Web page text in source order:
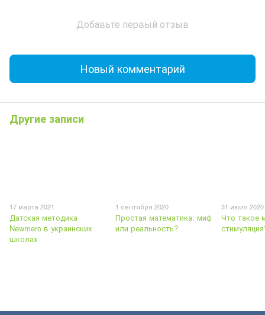
Добавьте первый отзыв
Новый комментарий
Другие записи
17 марта 2021
Датская методика
Newmero в украинских
школах
1 сентября 2020
Простая математика: миф
или реальность?
31 июля 2020
Что такое